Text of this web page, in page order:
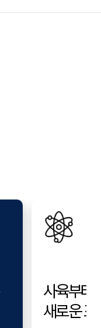
사육부터
새로운